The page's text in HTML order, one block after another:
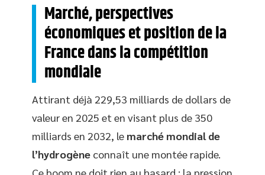
Marché, perspectives
économiques et position de la
France dans la compétition
mondiale
Attirant déjà 229,53 milliards de dollars de
valeur en 2025 et en visant plus de 350
milliards en 2032, le marché mondial de
l’hydrogène connaît une montée rapide.
Ce boom ne doit rien au hasard : la pression